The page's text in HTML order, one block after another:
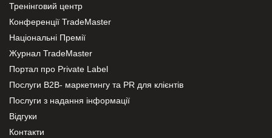
Тренінговий центр
Конференції TradeMaster
Національні Премії
Журнал TradeMaster
Портал про Private Label
Послуги В2В- маркетингу та PR для клієнтів
Послуги з надання інформації
Відгуки
Контакти